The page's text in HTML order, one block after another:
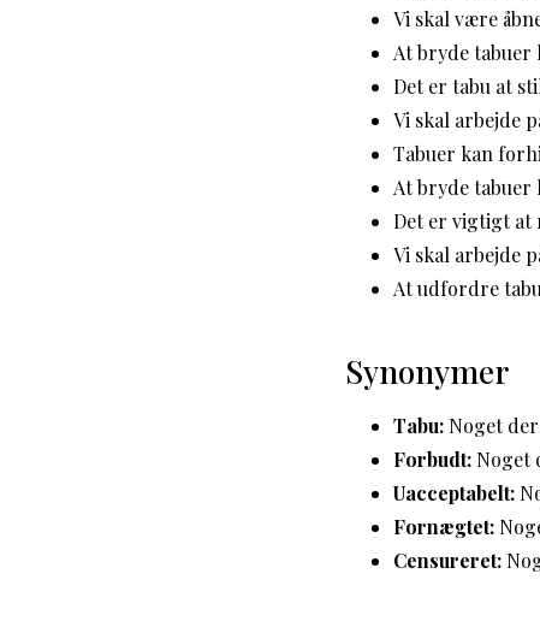
Vi skal være
At bryde
Det er tabu at
Vi skal arbejde
Tabuer kan
At bryde
Det er vigtigt at
Vi skal arbejde
At udfordre
Synonymer
Tabu: Noget
Forbudt: Noget
Uacceptabelt:
Fornægtet:
Censureret: